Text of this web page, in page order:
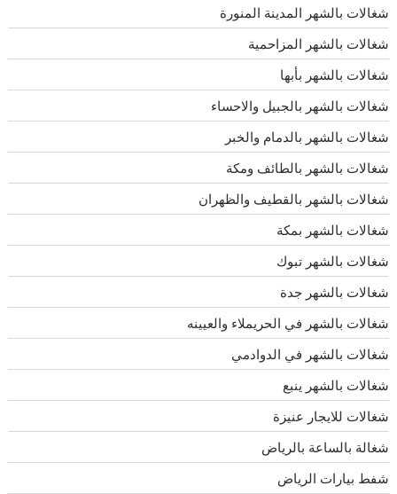
شغالات بالشهر المدينة المنورة
شغالات بالشهر المزاحمية
شغالات بالشهر بأبها
شغالات بالشهر بالجبيل والاحساء
شغالات بالشهر بالدمام والخبر
شغالات بالشهر بالطائف ومكة
شغالات بالشهر بالقطيف والظهران
شغالات بالشهر بمكة
شغالات بالشهر تبوك
شغالات بالشهر جدة
شغالات بالشهر في الحريملاء والعيينه
شغالات بالشهر في الدوادمي
شغالات بالشهر ينبع
شغالات للايجار عنيزة
شغالة بالساعة بالرياض
شفط بيارات الرياض